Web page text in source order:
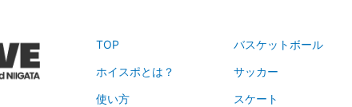
TOP
ホイスポとは？
使い方
バスケットボール
サッカー
スケート